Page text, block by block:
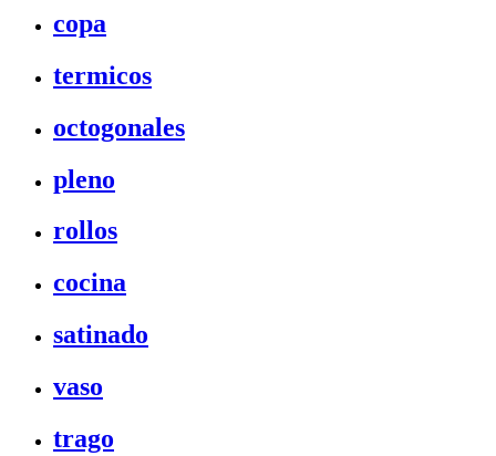
copa
termicos
octogonales
pleno
rollos
cocina
satinado
vaso
trago